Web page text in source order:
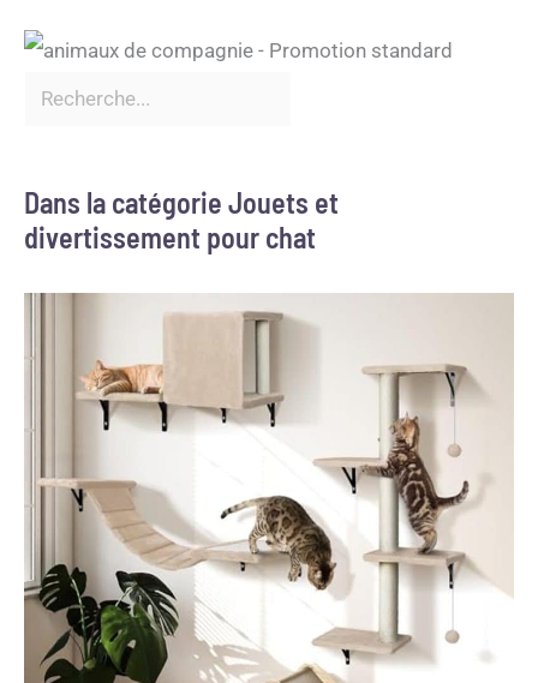
Dans la catégorie Jouets et
divertissement pour chat